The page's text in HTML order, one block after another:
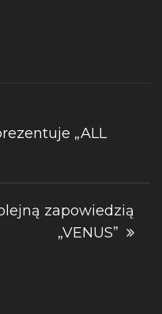
„ALL
zapowiedzią
„VENUS”